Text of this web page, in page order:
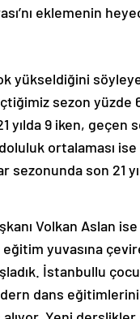
eklemenin
yükseldiğini
sezon yüzde
yılda 9 iken, geçen
ortalaması ise
son 21
Volkan Aslan
yuvasına
İstanbullu
dans